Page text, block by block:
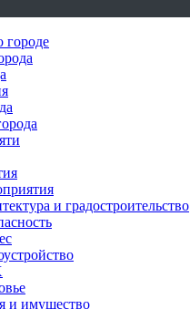
городе
и градостроительство
и имущество